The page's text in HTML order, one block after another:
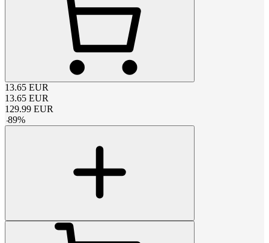
13.65 EUR
13.65 EUR
129.99 EUR
-89%